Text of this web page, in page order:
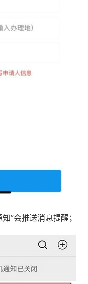
”会推送消息提醒；